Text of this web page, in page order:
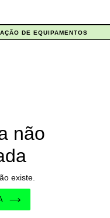
DE EQUIPAMENTOS
não
existe.